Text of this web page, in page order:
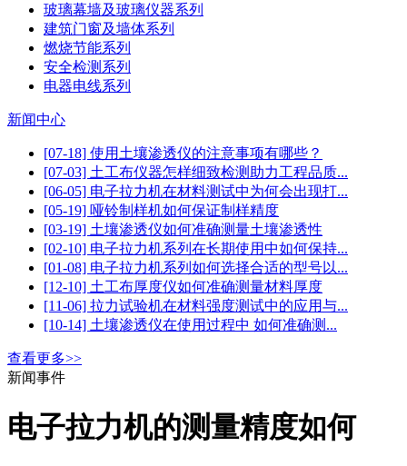
玻璃幕墙及玻璃仪器系列
建筑门窗及墙体系列
燃烧节能系列
安全检测系列
电器电线系列
新闻中心
[07-18] 使用土壤渗透仪的注意事项有哪些？
[07-03] 土工布仪器怎样细致检测助力工程品质...
[06-05] 电子拉力机在材料测试中为何会出现打...
[05-19] 哑铃制样机如何保证制样精度
[03-19] 土壤渗透仪如何准确测量土壤渗透性
[02-10] 电子拉力机系列在长期使用中如何保持...
[01-08] 电子拉力机系列如何选择合适的型号以...
[12-10] 土工布厚度仪如何准确测量材料厚度
[11-06] 拉力试验机在材料强度测试中的应用与...
[10-14] 土壤渗透仪在使用过程中 如何准确测...
查看更多>>
新闻事件
电子拉力机的测量精度如何